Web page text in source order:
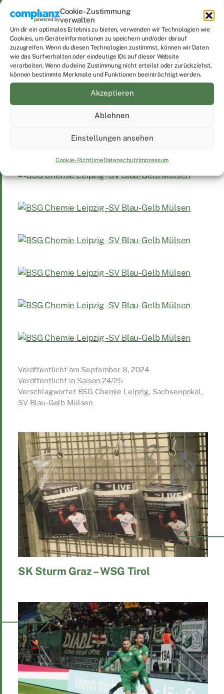
Cookie-Zustimmung
verwalten
Um dir ein optimales Erlebnis zu bieten, verwenden wir Technologien wie
Cookies, um Geräteinformationen zu speichern und/oder darauf
zuzugreifen. Wenn du diesen Technologien zustimmst, können wir Daten
wie das Surfverhalten oder eindeutige IDs auf dieser Website
verarbeiten. Wenn du deine Zustimmung nicht erteilst oder zurückziehst,
können bestimmte Merkmale und Funktionen beeinträchtigt werden.
Akzeptieren
Ablehnen
Einstellungen ansehen
Cookie-RichtlinieDatenschutzImpressum
Veröffentlicht am September 8, 2024
Veröffentlicht in Saison 24/25
Verschlagwortet BSG Chemie Leipzig, Sachsenpokal,
SV Blau-Gelb Mülsen
SK Sturm Graz – WSG Tirol